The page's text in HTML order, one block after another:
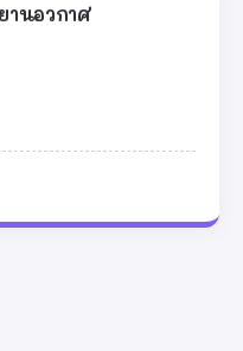
านอวกาศ